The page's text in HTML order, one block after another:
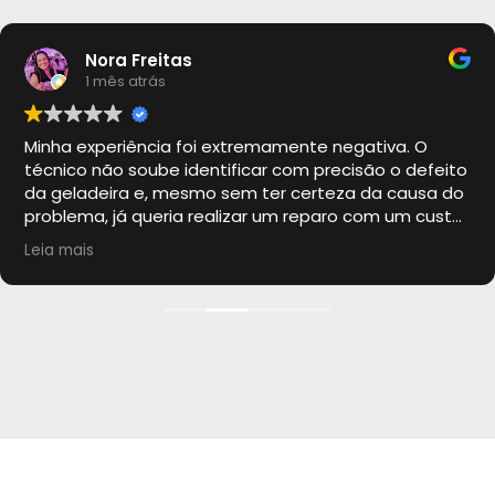
Nora Freitas
1 mês atrás
Minha experiência foi extremamente negativa. O
técnico não soube identificar com precisão o defeito
da geladeira e, mesmo sem ter certeza da causa do
problema, já queria realizar um reparo com um custo
absurdo. Faltou diagnóstico técnico e transparência.
No fim, desliguei a geladeira da tomada por uma
Leia mais